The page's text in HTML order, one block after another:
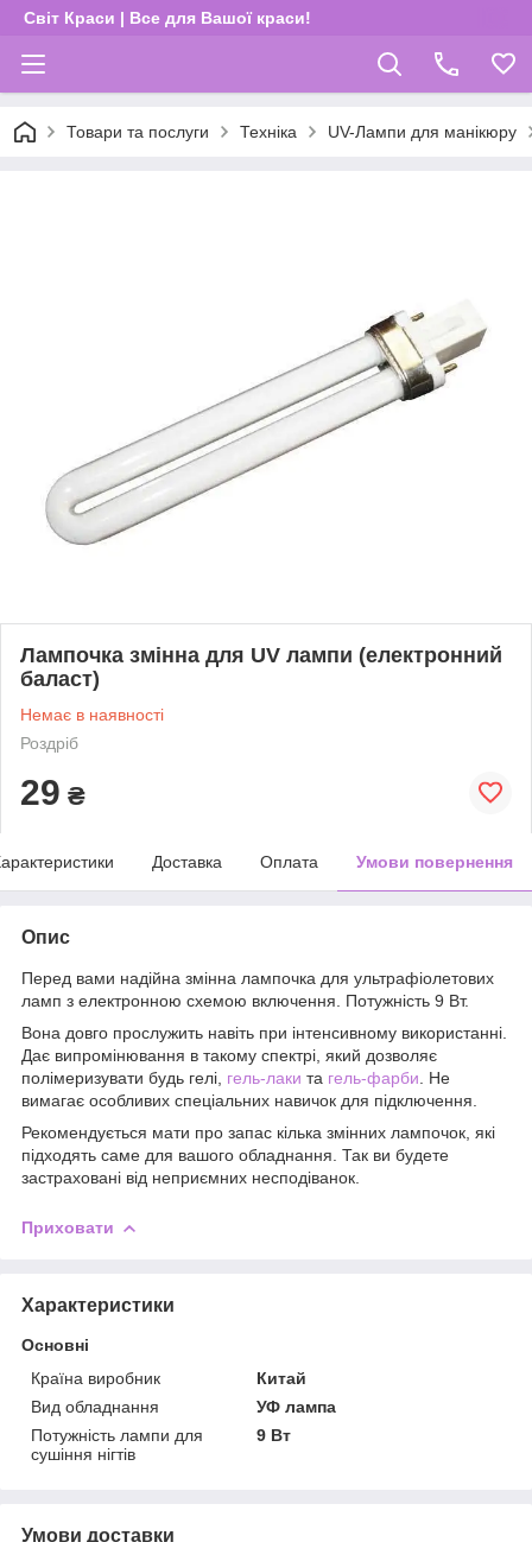
Світ Краси | Все для Вашої краси!
Товари та послуги Техніка UV-Лампи для манікюру
Лампочка змінна для UV лампи (електронний
баласт)
Немає в наявності
Роздріб
29 ₴
Доставка Оплата Умови повернення
Опис
Перед вами надійна змінна лампочка для ультрафіолетових
ламп з електронною схемою включення. Потужність 9 Вт.
Вона довго прослужить навіть при інтенсивному використанні.
Дає випромінювання в такому спектрі, який дозволяє
полімеризувати будь гелі, гель-лаки та гель-фарби . Не
вимагає особливих спеціальних навичок для підключення.
Рекомендується мати про запас кілька змінних лампочок, які
підходять саме для вашого обладнання. Так ви будете
застраховані від неприємних несподіванок.
Приховати
Характеристики
Основні
Країна виробник
Китай
Вид обладнання
УФ лампа
Потужність лампи для
сушіння нігтів
9 Вт
Умови доставки